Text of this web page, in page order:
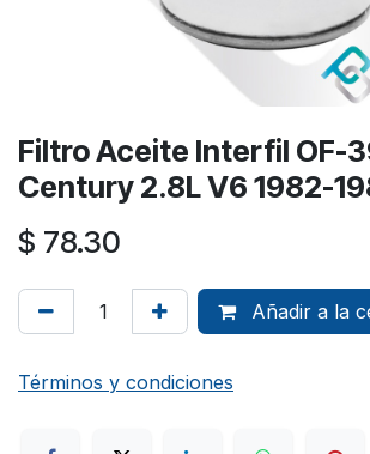
Filtro Aceite Interfil OF-
Century 2.8L V6 1982-
$ 78.30
Añadir a la
Términos y condiciones